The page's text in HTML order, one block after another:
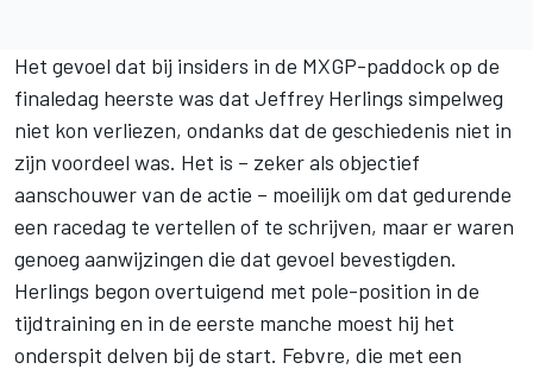
Het gevoel dat bij insiders in de MXGP-paddock op de
finaledag heerste was dat Jeffrey Herlings simpelweg
niet kon verliezen, ondanks dat de geschiedenis niet in
zijn voordeel was. Het is – zeker als objectief
aanschouwer van de actie – moeilijk om dat gedurende
een racedag te vertellen of te schrijven, maar er waren
genoeg aanwijzingen die dat gevoel bevestigden.
Herlings begon overtuigend met pole-position in de
tijdtraining en in de eerste manche moest hij het
onderspit delven bij de start. Febvre, die met een